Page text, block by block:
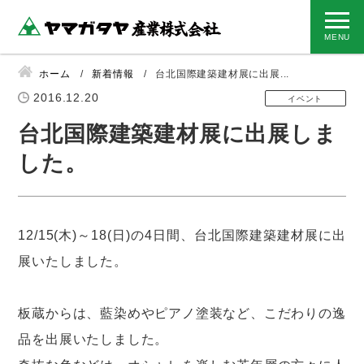
ホーム 新着情報 台北国際建築建材展に出展...
2016.12.20 イベント
台北国際建築建材展に出展しま
した。
12/15(木)～18(日)の4日間、台北国際建築建材展に出
展いたしました。
板蔵からは、藍染めやピアノ塗装など、こだわりの逸
品を出展いたしました。